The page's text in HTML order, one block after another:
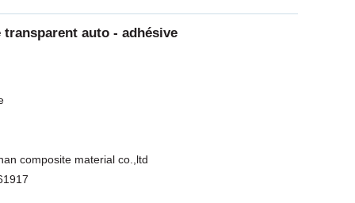
auto - adhésive
composite material co.,ltd